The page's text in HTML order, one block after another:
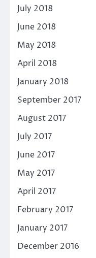
July 2018
June 2018
May 2018
April 2018
January 2018
September 2017
August 2017
July 2017
June 2017
May 2017
April 2017
February 2017
January 2017
December 2016